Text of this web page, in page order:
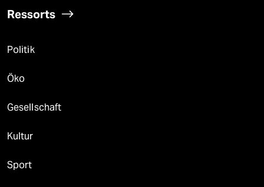
Ressorts
Politik
Öko
Gesellschaft
Kultur
Sport